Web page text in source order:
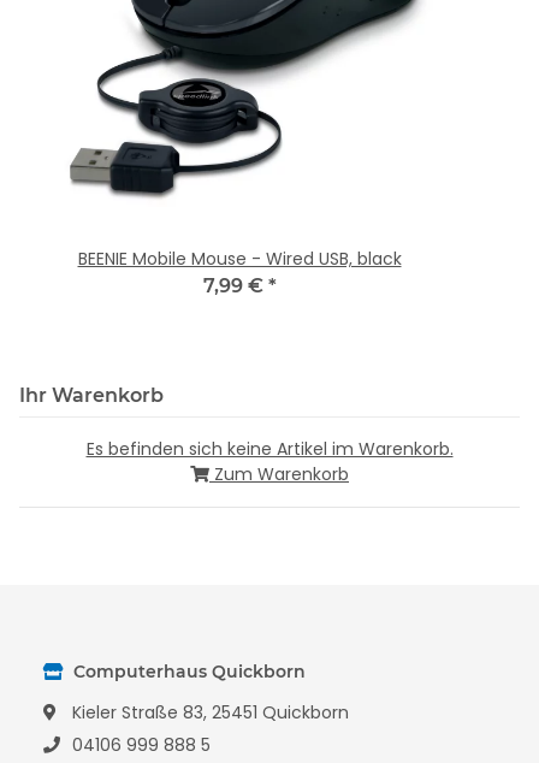
BEENIE Mobile Mouse - Wired USB, black
7,99 € *
Ihr Warenkorb
Es befinden sich keine Artikel im Warenkorb.
Zum Warenkorb
Computerhaus Quickborn
Kieler Straße 83, 25451 Quickborn
04106 999 888 5